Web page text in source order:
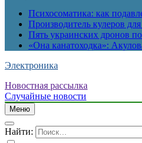
Психосоматика: как
Производитель кулеров
Пять украинских дронов
«Она канатоходка»:
Электроника
Новостная рассылка
Случайные новости
Меню
Найти: